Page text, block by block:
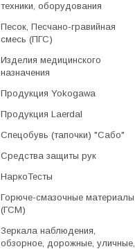
техники, оборудования
Песок, Песчано-гравийная
смесь (ПГС)
Изделия медицинского
назначения
Продукция Yokogawa
Продукция Laerdal
Спецобувь (тапочки) "Сабо"
Средства защиты рук
НаркоТесты
Горюче-смазочные материалы
(ГСМ)
Зеркала наблюдения,
обзорное, дорожные, уличные,